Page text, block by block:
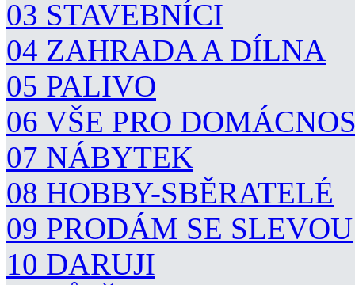
03 STAVEBNÍCI
04 ZAHRADA A DÍLNA
05 PALIVO
06 VŠE PRO
07 NÁBYTEK
08 HOBBY-SBĚRATELÉ
09 PRODÁM SE SLEVOU
10 DARUJI